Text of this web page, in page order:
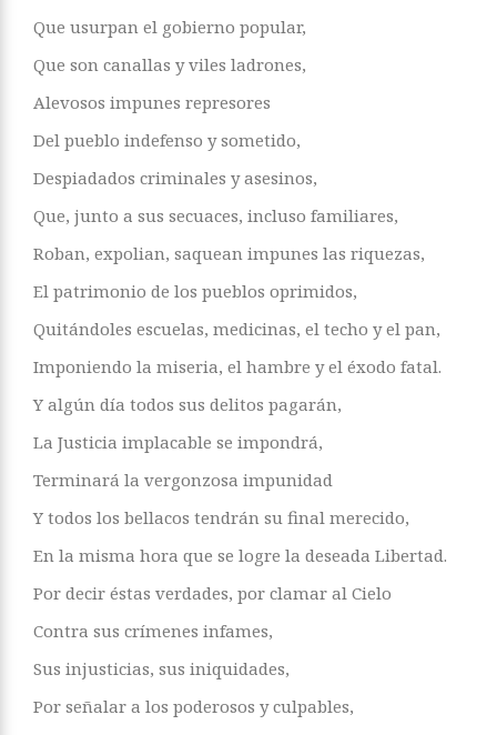
Que usurpan el gobierno popular,
Que son canallas y viles ladrones,
Alevosos impunes represores
Del pueblo indefenso y sometido,
Despiadados criminales y asesinos,
Que, junto a sus secuaces, incluso familiares,
Roban, expolian, saquean impunes las riquezas,
El patrimonio de los pueblos oprimidos,
Quitándoles escuelas, medicinas, el techo y el pan,
Imponiendo la miseria, el hambre y el éxodo fatal.
Y algún día todos sus delitos pagarán,
La Justicia implacable se impondrá,
Terminará la vergonzosa impunidad
Y todos los bellacos tendrán su final merecido,
En la misma hora que se logre la deseada Libertad.
Por decir éstas verdades, por clamar al Cielo
Contra sus crímenes infames,
Sus injusticias, sus iniquidades,
Por señalar a los poderosos y culpables,